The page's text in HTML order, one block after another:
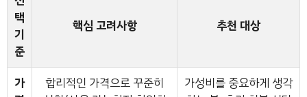
택
기
준
핵심 고려사항 추천 대상
가
합리적인 가격으로 꾸준히
가성비를 중요하게 생각